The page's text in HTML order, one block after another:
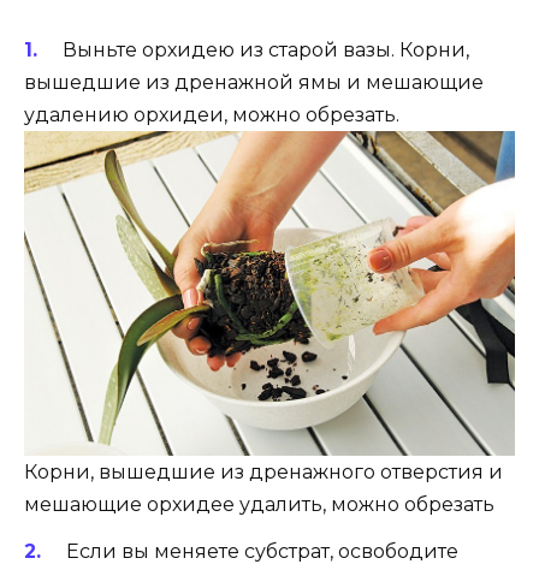
Выньте орхидею из старой вазы. Корни,
вышедшие из дренажной ямы и мешающие
удалению орхидеи, можно обрезать.
Корни, вышедшие из дренажного отверстия и
мешающие орхидее удалить, можно обрезать
Если вы меняете субстрат, освободите